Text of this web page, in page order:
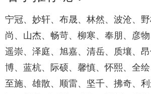
宁冠、妙轩、布晟、林然、波沧、
尚、山杰、畅苛、柳寒、奉朋、彦物
遥崇、泽庭、旭嘉、清岳、质壤、
博、蓝杭、际硕、馨慎、怀熙、全绘
至施、雄散、顺雷、坚千、拂奇、